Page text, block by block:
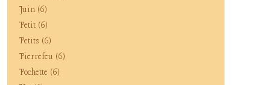
Juin (6)
Petit (6)
Petits (6)
Pierrefeu (6)
Pochette (6)